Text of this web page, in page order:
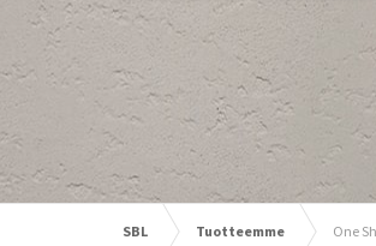
SBL Tuotteemme One